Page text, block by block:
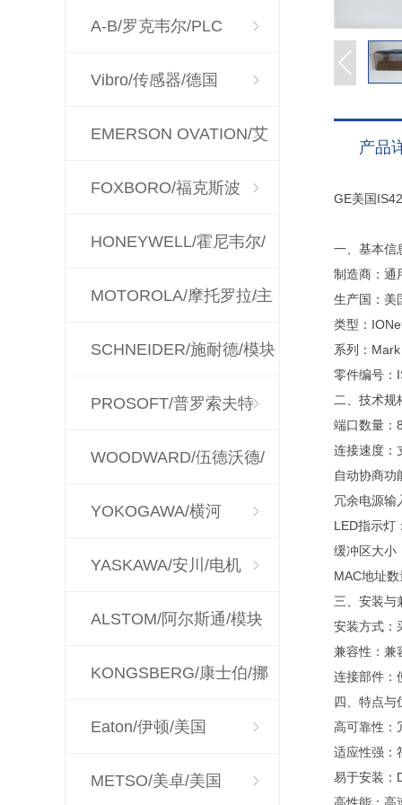
A-B/罗克韦尔/PLC
Vibro/传感器/德国
EMERSON OVATION/艾
默生
FOXBORO/福克斯波
罗/CPU
HONEYWELL/霍尼韦尔/
控制器
MOTOROLA/摩托罗拉/主
板
SCHNEIDER/施耐德/模块
PROSOFT/普罗索夫特
WOODWARD/伍德沃德/
调速器
YOKOGAWA/横河
YASKAWA/安川/电机
ALSTOM/阿尔斯通/模块
KONGSBERG/康士伯/挪
威
Eaton/伊顿/美国
METSO/美卓/美国
产品
GE美国
一、基本信
制造商：通
生产国：美
类型：
系列：
零件编号：
二、技术规
端口数量：
连接速度：
自动协商功
冗余电源输
LED指示灯
缓冲区大小
MAC地址
三、安装与
安装方式：
兼容性：兼
连接部件：
四、特点与
高可靠性：
适应性强：
易于安装：